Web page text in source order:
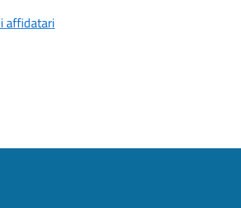
affidatari